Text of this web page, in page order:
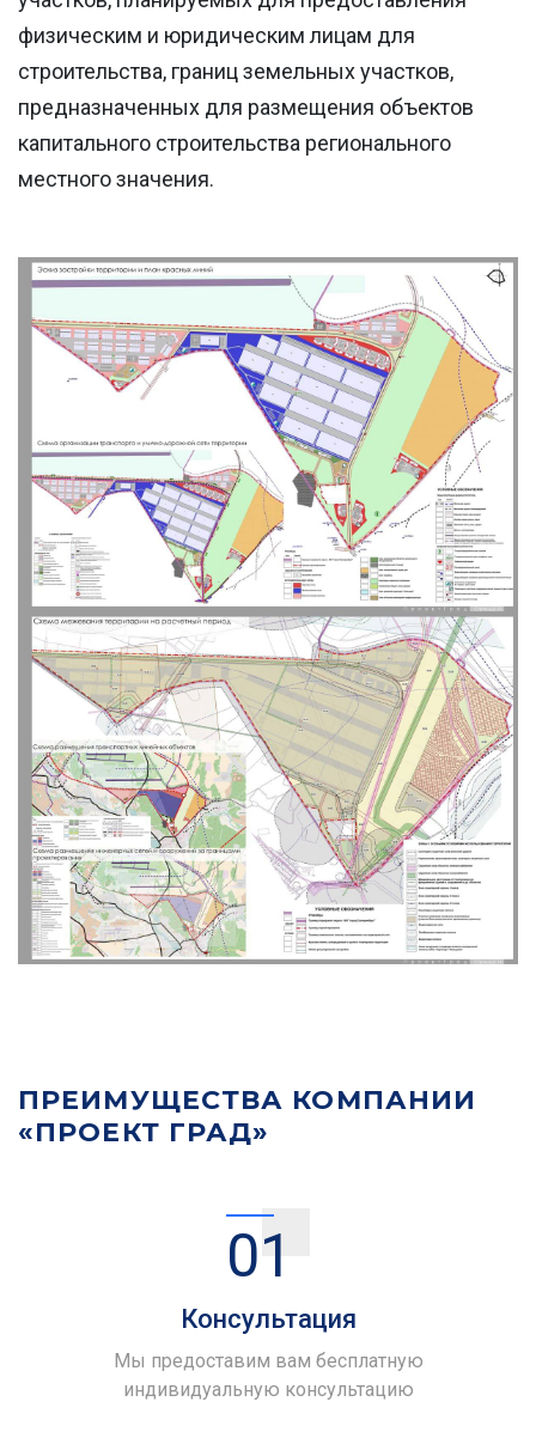
физическим и юридическим лицам для
строительства, границ земельных участков,
предназначенных для размещения объектов
капитального строительства регионального
местного значения.
ПРЕИМУЩЕСТВА КОМПАНИИ
«ПРОЕКТ ГРАД»
01
Консультация
Мы предоставим вам бесплатную
индивидуальную консультацию